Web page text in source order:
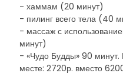
- хаммам (20 минут)
- пилинг всего тела (40
- массаж с
минут)
- «Чудо Будды» 90 минут.
месте: 2720р. вместо